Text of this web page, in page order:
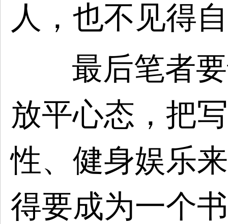
人，也不见得
最后笔者
放平心态，把
性、健身娱乐
得要成为一个